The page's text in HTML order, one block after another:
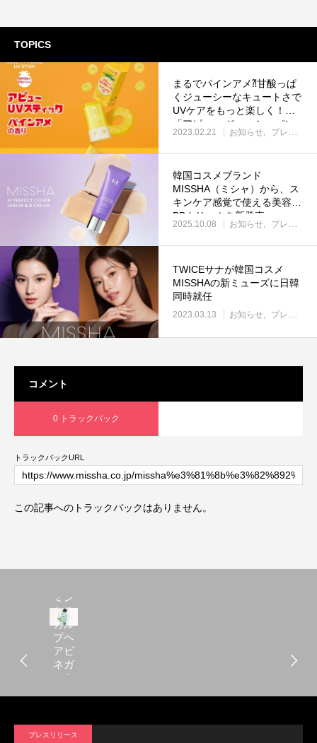
TOPICS
まるでパインアメ⁈甘酸っぱ
くジューシーなキュートさで
UVケアをもっと楽しく！
「アピュー ジューシーパン
UVスティック」限定色が仲
間入り！ 好評3色も復刻発
2023.02.21 お知らせ プレスリリース
韓国コスメブランド
MISSHA（ミシャ）から、ス
キンケア感覚で使える美容液
BBクリームを新発売
2025.10.08 お知らせ プレスリリース
TWICEサナが韓国コスメ
MISSHAの新ミューズに日韓
同時就任
2023.03.13 お知らせ プレスリリース
コメント
0 トラックバック
トラックバックURL
この記事へのトラックバックはありません。
アピ
ミン
トス
カル
プヘ
アビ
ネガ
ート
[200ml]
プレスリリース